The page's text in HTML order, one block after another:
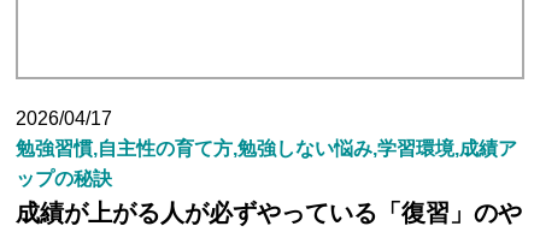
2026/04/17
勉強習慣,自主性の育て方,勉強しない悩み,学習環境,成績ア
ップの秘訣
成績が上がる人が必ずやっている「復習」のや